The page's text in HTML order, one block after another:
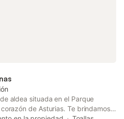
aldea situada en el Parque
de Asturias. Te brindamos